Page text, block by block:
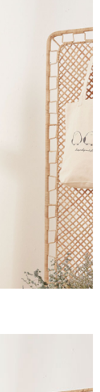
「AFTEE先享後付」
，可透過四大超商／
。
要取消訂單，請聯絡
，需透過AFTEE先享
示為準，若有關於
繫「AFTEE先享後付
home
後付」服務完成之交
相關給付款項請求債
同意方可使用
本公司不負相關責
現惡意使用之情形，